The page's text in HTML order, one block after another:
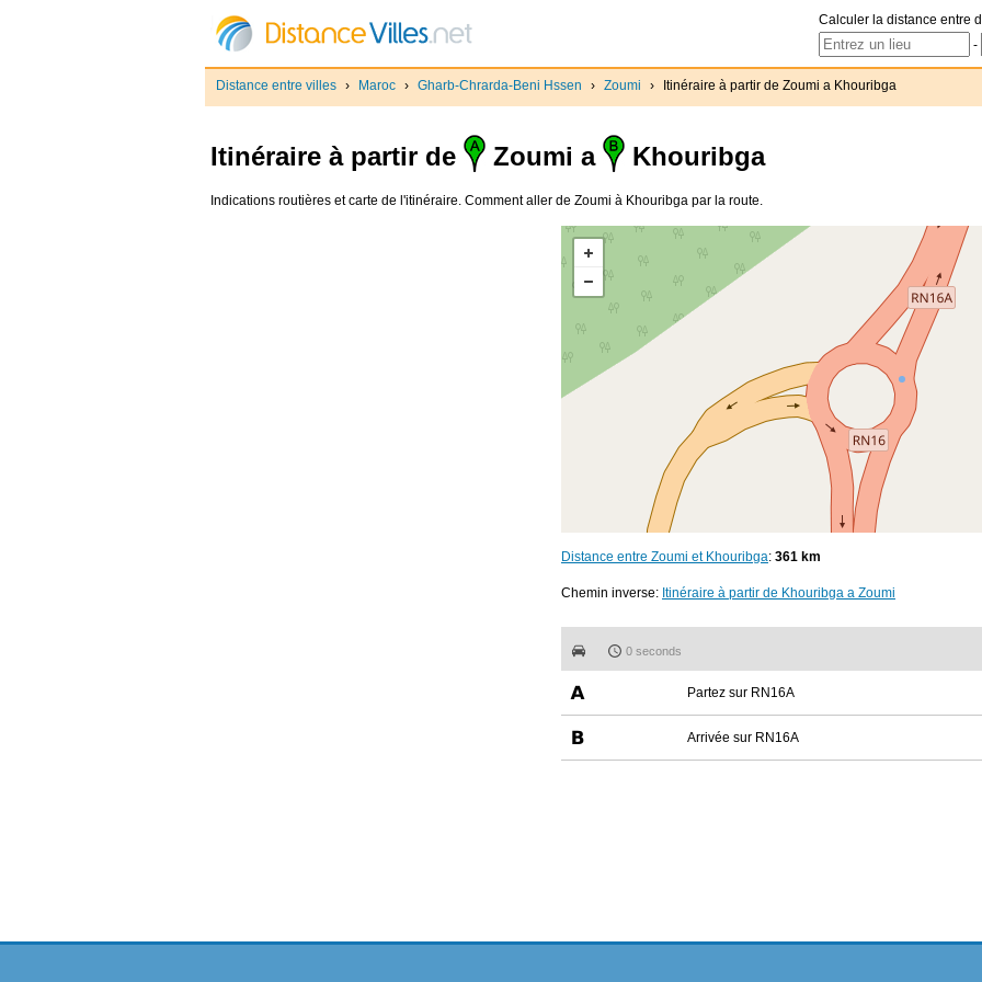
Calculer la distance entre
-
Distance entre villes › Maroc › Gharb-Chrarda-Beni Hssen › Zoumi › Itinéraire à partir de Zoumi a Khouribga
Itinéraire à partir de Zoumi a Khouribga
Indications routières et carte de l'itinéraire. Comment aller de Zoumi à Khouribga par la route.
Distance entre Zoumi et Khouribga: 361 km
Chemin inverse: Itinéraire à partir de Khouribga a Zoumi
0 seconds
Partez sur RN16A
Arrivée sur RN16A